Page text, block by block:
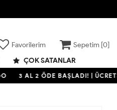
Favorilerim Sepetim [0]
ÇOK SATANLAR
3 AL 2 ÖDE BAŞLADI! |